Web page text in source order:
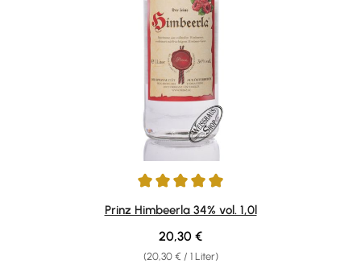
Durchschnittliche Bewertung von 4.9 von 5 Sternen
Prinz Himbeerla 34% vol. 1,0l
(20,30 € / 1 Liter)
Regulärer Preis:
20,30 €